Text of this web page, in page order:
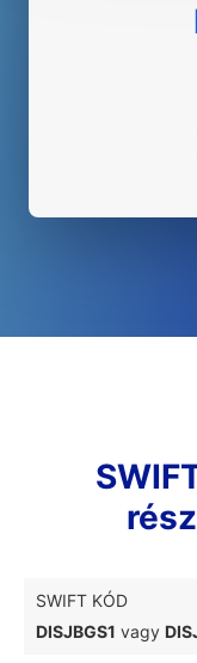
SWIFT KÓD
DISJBGS1 vagy